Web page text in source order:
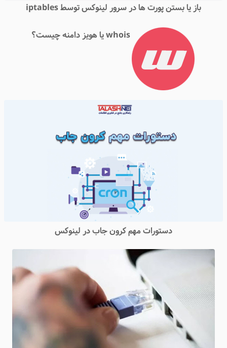
باز یا بستن پورت ها در سرور لینوکس توسط iptables
whois یا هویز دامنه چیست؟
دستورات مهم کرون جاب در لینوکس